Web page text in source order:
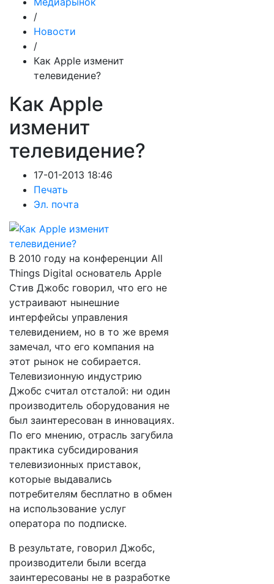
/
Новости
/
Как Apple изменит
телевидение?
Как Apple
изменит
телевидение?
17-01-2013 18:46
Печать
Эл. почта
В 2010 году на конференции All
Things Digital основатель Apple
Стив Джобс говорил, что его не
устраивают нынешние
интерфейсы управления
телевидением, но в то же время
замечал, что его компания на
этот рынок не собирается.
Телевизионную индустрию
Джобс считал отсталой: ни один
производитель оборудования не
был заинтересован в инновациях.
По его мнению, отрасль загубила
практика субсидирования
телевизионных приставок,
которые выдавались
потребителям бесплатно в обмен
на использование услуг
оператора по подписке.
В результате, говорил Джобс,
производители были всегда
заинтересованы не в разработке